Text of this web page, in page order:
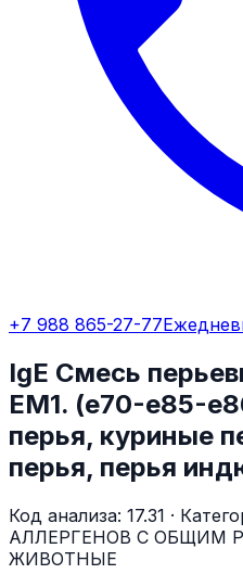
+7 988 865-27-77
IgE Смесь
EM1. (е70-е85-
перья, куриные
перья, перья
Код анализа: 17.31 ·
АЛЛЕРГЕНОВ С ОБЩИМ
ЖИВОТНЫЕ